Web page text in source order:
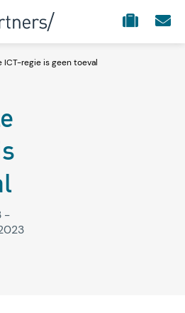
ICT-regie is geen toeval
-